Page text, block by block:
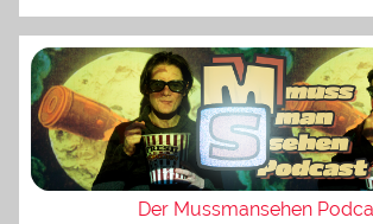
Der Mussmansehen